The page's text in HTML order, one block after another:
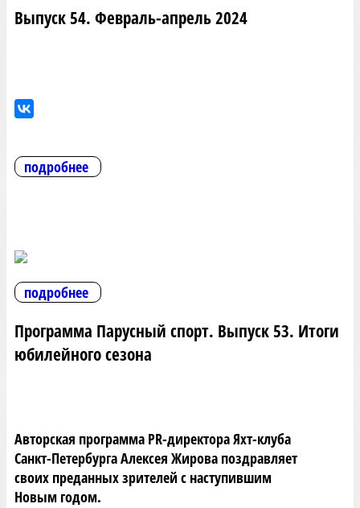
Выпуск 54. Февраль-апрель 2024
подробнее
подробнее
Программа Парусный спорт. Выпуск 53. Итоги
юбилейного сезона
Авторская программа PR-директора Яхт-клуба
Санкт-Петербурга Алексея Жирова поздравляет
своих преданных зрителей с наступившим
Новым годом.